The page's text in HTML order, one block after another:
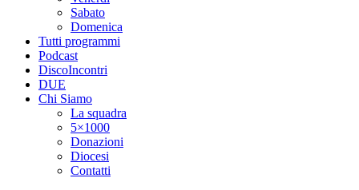
Sabato
Domenica
Tutti programmi
Podcast
DiscoIncontri
DUE
Chi Siamo
La squadra
5×1000
Donazioni
Diocesi
Contatti